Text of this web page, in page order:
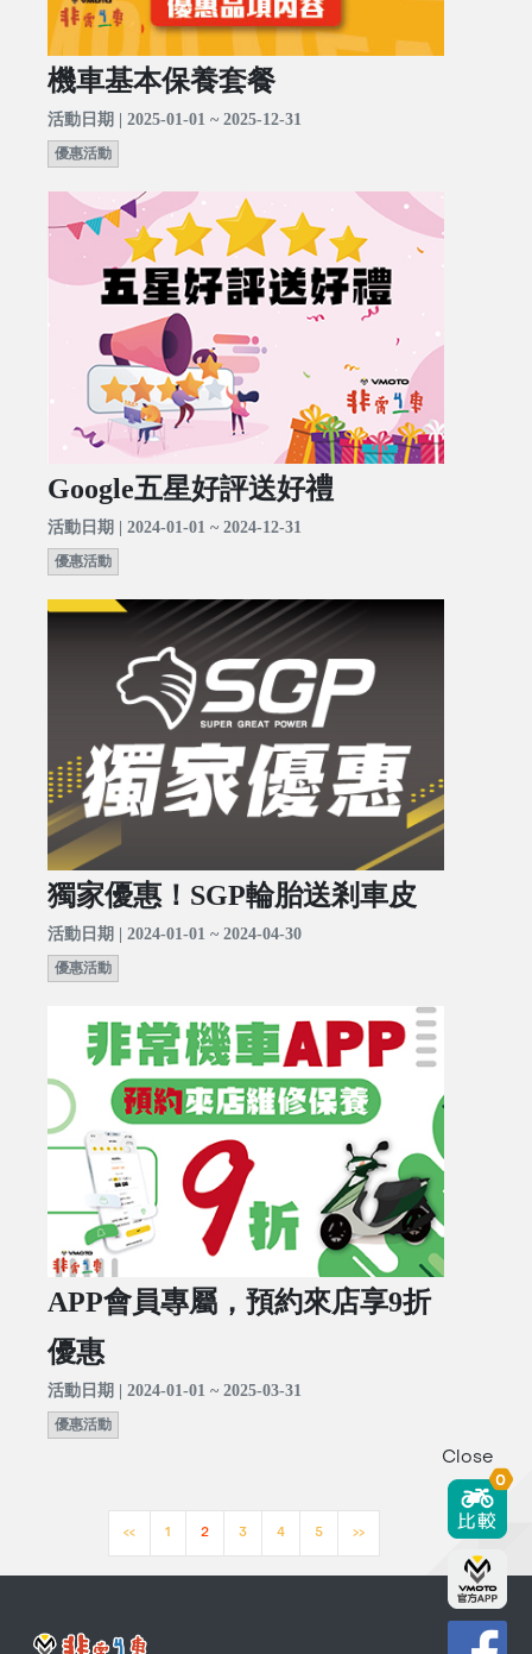
機車基本保養套餐
活動日期 | 2025-01-01 ~ 2025-12-31
優惠活動
Google五星好評送好禮
活動日期 | 2024-01-01 ~ 2024-12-31
優惠活動
獨家優惠！SGP輪胎送剎車皮
活動日期 | 2024-01-01 ~ 2024-04-30
優惠活動
APP會員專屬，預約來店享9折
優惠
活動日期 | 2024-01-01 ~ 2025-03-31
優惠活動
<< 1 2 3 4 5 >>
Close
0